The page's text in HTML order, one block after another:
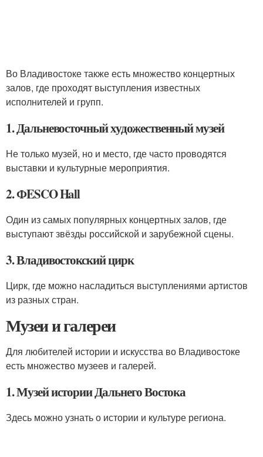
Во Владивостоке также есть множество концертных
залов, где проходят выступления известных
исполнителей и групп.
1. Дальневосточный художественный музей
Не только музей, но и место, где часто проводятся
выставки и культурные мероприятия.
2. ФESCO Hall
Один из самых популярных концертных залов, где
выступают звёзды российской и зарубежной сцены.
3. Владивостокский цирк
Цирк, где можно насладиться выступлениями артистов
из разных стран.
Музеи и галереи
Для любителей истории и искусства во Владивостоке
есть множество музеев и галерей.
1. Музей истории Дальнего Востока
Здесь можно узнать о истории и культуре региона.